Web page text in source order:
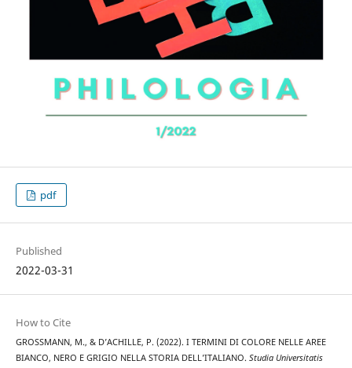
pdf
Published
2022-03-31
How to Cite
GROSSMANN, M., & D’ACHILLE, P. (2022). I TERMINI DI COLORE NELLE AREE
BIANCO, NERO E GRIGIO NELLA STORIA DELL’ITALIANO. Studia Universitatis